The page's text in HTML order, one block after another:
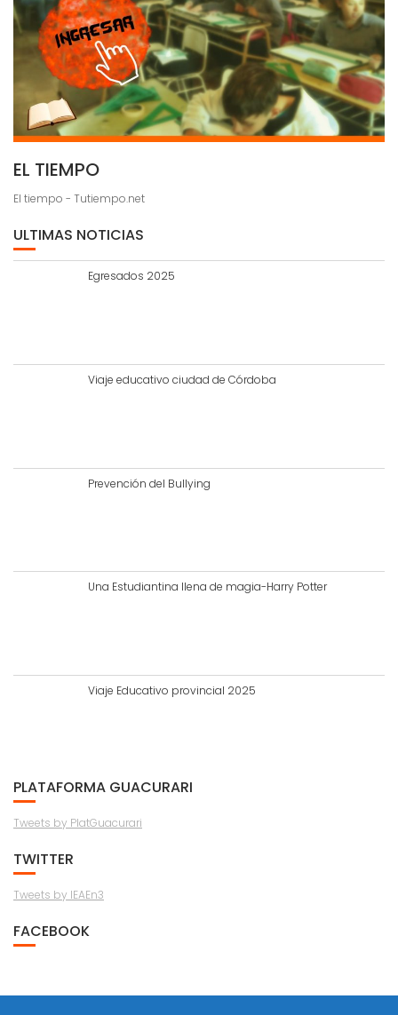
EL TIEMPO
El tiempo - Tutiempo.net
ULTIMAS NOTICIAS
Egresados 2025
Viaje educativo ciudad de Córdoba
Prevención del Bullying
Una Estudiantina llena de magia-Harry Potter
Viaje Educativo provincial 2025
PLATAFORMA GUACURARI
Tweets by PlatGuacurari
TWITTER
Tweets by IEAEn3
FACEBOOK